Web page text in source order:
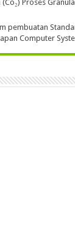
Proses
pembuatan
Computer